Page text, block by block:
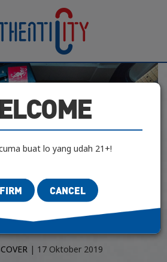
| 17 Oktober 2019
buat lo yang udah 21+!
CANCEL